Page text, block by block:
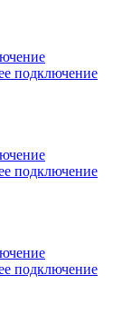
подключение
подключение
подключение